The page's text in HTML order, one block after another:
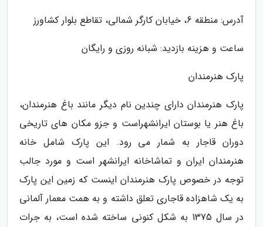
آدرس: منطقه 6، خیابان کارگر شمالی، تقاطع بلوار کشاورز
ساعت و هزینه بازدید: شبانه روزی و رایگان
پارک هنرمندان
پارک هنرمندان دارای چندین نام دیگر مانند باغ هنرمندان،
باغ هنر یا بوستان ایرانشهراست و جزو مکان های تاریخی
دوران قاجار به شمار می رود. این پارک شامل خانه
هنرمندان ایران و تماشاخانه ایرانشهر است و مورد جالب
توجه در خصوص پارک هنرمندان اینست که زمین این پارک
به یک شاهزاده قاجاری تعلق داشته و به همت معمار آلمانی
در سال 1375 به شکل کنونی ساخته شده است، به جرات